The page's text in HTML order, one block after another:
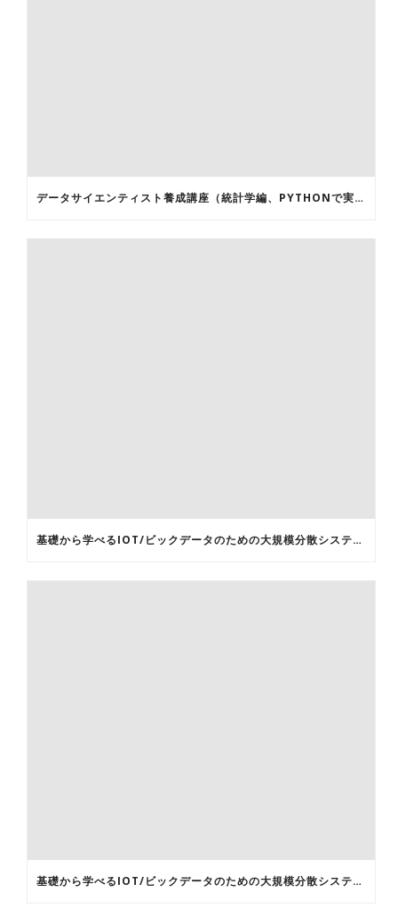
データサイエンティスト養成講座（統計学編、PYTHONで実施)開催！
基礎から学べるIOT/ビックデータのための大規模分散システム基盤構築セミナー第2回ネットワーク基礎
基礎から学べるIOT/ビックデータのための大規模分散システム基盤構築セミナー -1回目LINUX入門